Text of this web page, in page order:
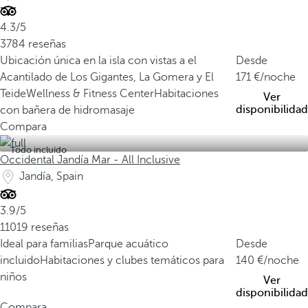
4.3/5
3784 reseñas
Ubicación única en la isla con vistas a el
Acantilado de Los Gigantes, La Gomera y El
TeideWellness & Fitness CenterHabitaciones
con bañera de hidromasaje
Desde
171
/noche
Ver
disponibilidad
Compara
Todo incluido
Occidental Jandía Mar - All Inclusive
Jandía, Spain
3.9/5
11019 reseñas
Ideal para familiasParque acuático
incluidoHabitaciones y clubes temáticos para
niños
Desde
140
/noche
Ver
disponibilidad